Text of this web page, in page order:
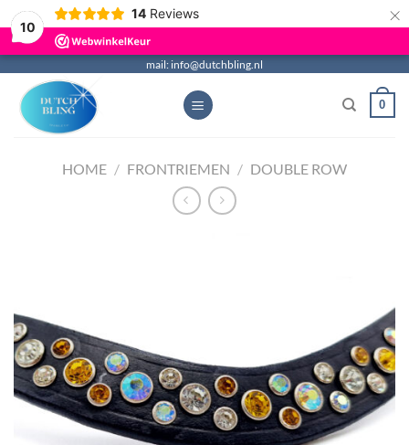
10
14 Reviews ×
naar
inhoud
mail: info@dutchbling.nl
0
HOME / FRONTRIEMEN / DOUBLE ROW